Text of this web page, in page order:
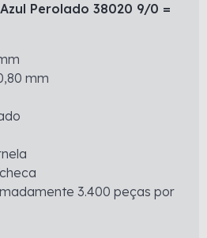
Perolado 38020 9/0 =
mm
3.400 peças por